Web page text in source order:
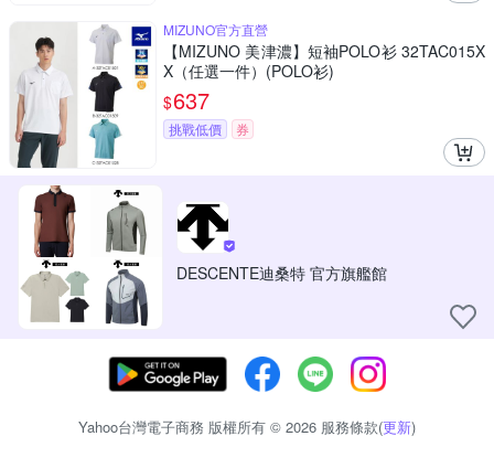
MIZUNO官方直營
【MIZUNO 美津濃】短袖POLO衫 32TAC015X
X（任選一件）(POLO衫)
$637
挑戰低價 券
DESCENTE迪桑特 官方旗艦館
Yahoo台灣電子商務 版權所有 © 2026 服務條款(更新)